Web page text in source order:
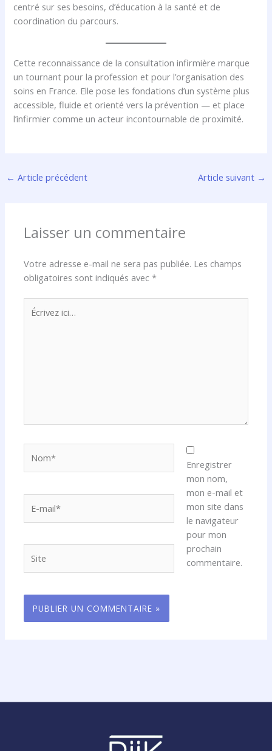
centré sur ses besoins, d’éducation à la santé et de
coordination du parcours.
Cette reconnaissance de la consultation infirmière marque
un tournant pour la profession et pour l’organisation des
soins en France. Elle pose les fondations d’un système plus
accessible, fluide et orienté vers la prévention — et place
l’infirmier comme un acteur incontournable de proximité.
← Article précédent Article suivant →
Laisser un commentaire
Votre adresse e-mail ne sera pas publiée. Les champs
obligatoires sont indiqués avec*
ici…
mail*
Enregistrer
mon nom,
mon e-mail et
mon site dans
le navigateur
pour mon
prochain
commentaire.